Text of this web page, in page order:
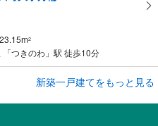
2
「つきのわ」駅 徒歩10分
町大字菅谷
新築一戸建てをもっと見る